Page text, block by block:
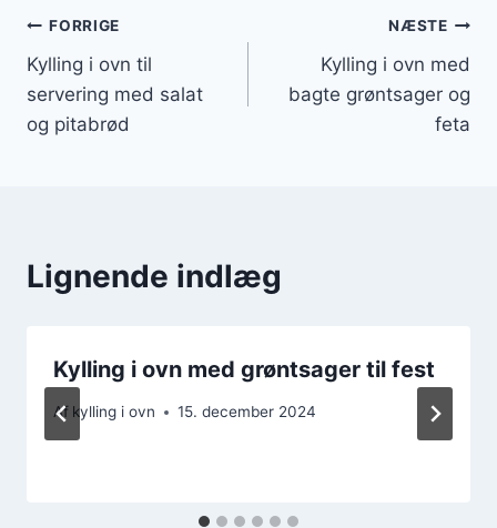
Indlægsnavigation
FORRIGE
Kylling i ovn til
servering med salat
og pitabrød
NÆSTE
Kylling i ovn med
bagte grøntsager og
feta
Lignende indlæg
Kylling i ovn med grøntsager til fest
Af kylling i ovn 15. december 2024